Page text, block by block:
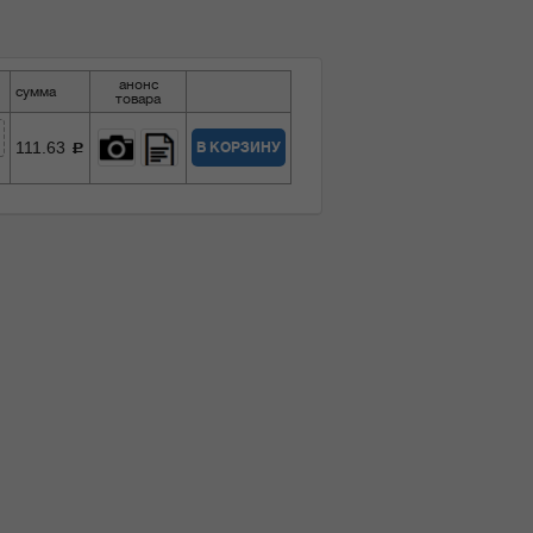
сумма
анонс
товара
111.63 c В КОРЗИНУ